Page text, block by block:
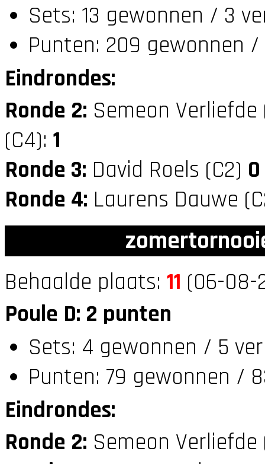
Sets: 13 gewonnen / 3
Punten: 209 gewonnen /
Eindrondes:
Ronde 2: Semeon
(C4): 1
Ronde 3: David Roels (C2) 0
Ronde 4: Laurens Dauwe
Behaalde plaats: 11 (06-08-
Poule D: 2 punten
Sets: 4 gewonnen / 5
Punten: 79 gewonnen /
Eindrondes:
Ronde 2: Semeon